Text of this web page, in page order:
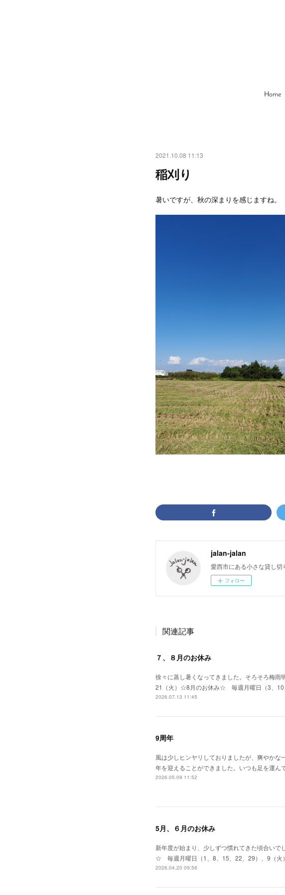
Home
2021.10.08 11:13
稲刈り
暑いですが、秋の深まりを感じますね。
jalan-jalan
愛西市にある小さな貸し切
フォロー
関連記事
７、８月のお休み
徐々に蒸し暑くなってきました。そろそろ梅
21（火）☆8月のお休み☆ 毎週月曜日（3、10
2026.07.13 11:45
9周年
風は少しヒンヤリしておりましたが、爽やか
年を迎えることができました。いつも足を運
2026.05.09 11:52
5月、６月のお休み
新年度が始まり、少しずつ慣れてきた頃合い
☆ 毎週月曜日（1、8、15、22、29）、9（火
2026.04.20 09:56